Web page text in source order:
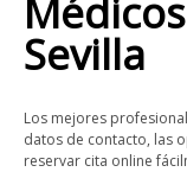
Médicos
Sevilla
Los mejores
datos de contacto, las
reservar cita online